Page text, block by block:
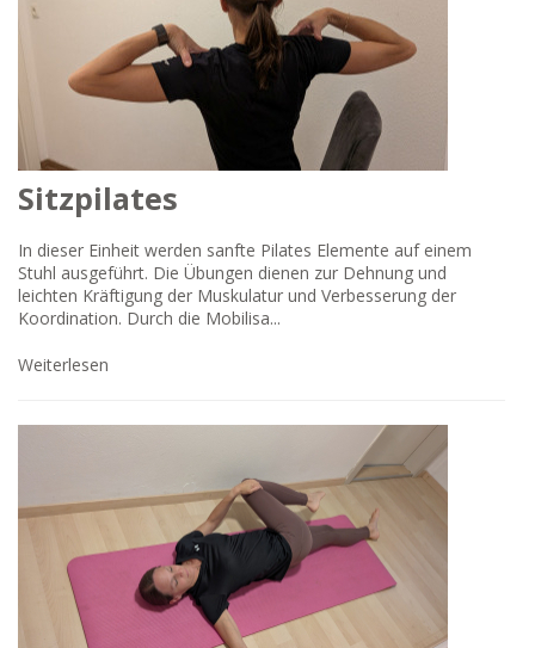
Sitzpilates
In dieser Einheit werden sanfte Pilates Elemente auf einem
Stuhl ausgeführt. Die Übungen dienen zur Dehnung und
leichten Kräftigung der Muskulatur und Verbesserung der
Koordination. Durch die Mobilisa...
Weiterlesen